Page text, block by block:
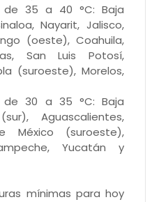
de 35 a 40 °C: Baja
Nayarit, Jalisco,
(oeste), Coahuila,
San Luis Potosí,
(suroeste), Morelos,
de 30 a 35 °C: Baja
Aguascalientes,
México (suroeste),
Yucatán y
mínimas para hoy